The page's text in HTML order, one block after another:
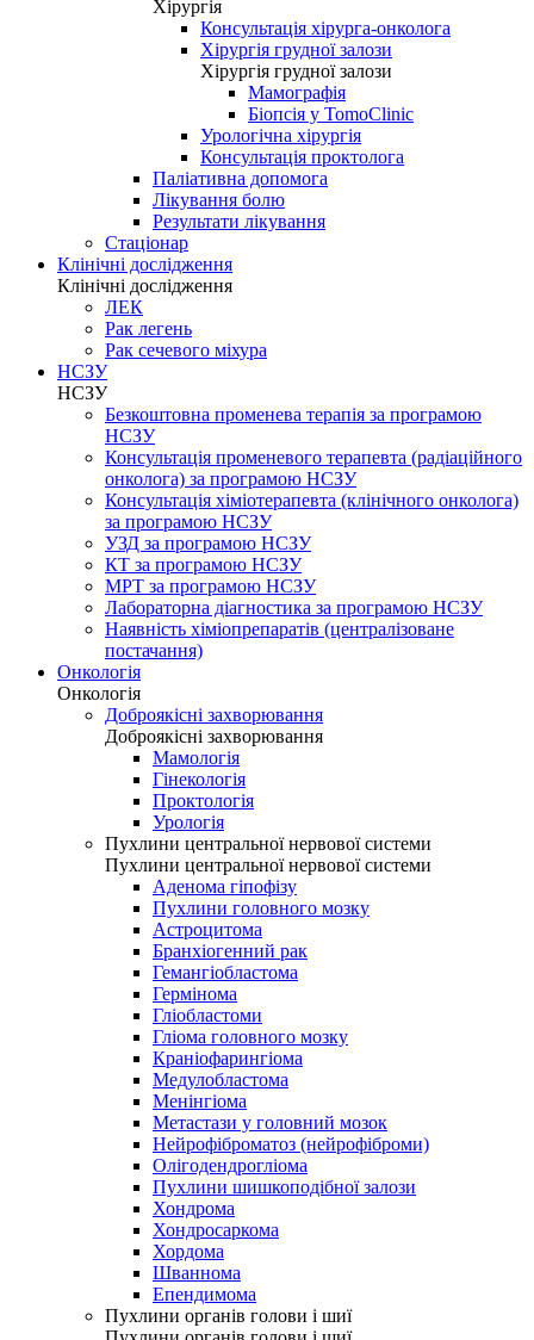
Хірургія
Консультація хірурга-онколога
Хірургія грудної залози
Хірургія грудної залози
Мамографія
Біопсія у TomoClinic
Урологічна хірургія
Консультація проктолога
Паліативна допомога
Лікування болю
Результати лікування
Стаціонар
Клінічні дослідження
Клінічні дослідження
ЛЕК
Рак легень
Рак сечевого міхура
НСЗУ
НСЗУ
Безкоштовна променева терапія за програмою
НСЗУ
Консультація променевого терапевта (радіаційного
онколога) за програмою НСЗУ
Консультація хіміотерапевта (клінічного онколога)
за програмою НСЗУ
УЗД за програмою НСЗУ
КТ за програмою НСЗУ
МРТ за програмою НСЗУ
Лабораторна діагностика за програмою НСЗУ
Наявність хіміопрепаратів (централізоване
постачання)
Онкологія
Онкологія
Доброякісні захворювання
Доброякісні захворювання
Мамологія
Гінекологія
Проктологія
Урологія
Пухлини центральної нервової системи
Пухлини центральної нервової системи
Аденома гіпофізу
Пухлини головного мозку
Астроцитома
Бранхіогенний рак
Гемангіобластома
Гермінома
Гліобластоми
Гліома головного мозку
Краніофарингіома
Медулобластома
Менінгіома
Метастази у головний мозок
Нейрофіброматоз (нейрофіброми)
Олігодендрогліома
Пухлини шишкоподібної залози
Хондрома
Хондросаркома
Хордома
Шваннома
Епендимома
Пухлини органів голови і шиї